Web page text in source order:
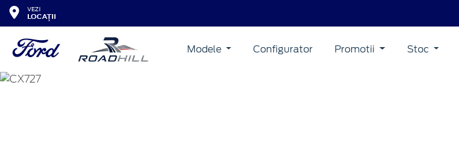
VEZI
LOCAȚII
Modele Configurator Promotii Stoc